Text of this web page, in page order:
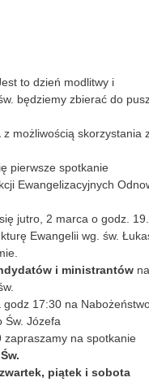
to dzień modlitwy i
będziemy zbierać do
z możliwością skorzystania
pierwsze spotkanie
Ewangelizacyjnych
jutro, 2 marca o godz.
Ewangelii wg. św.
i ministrantów na
17:30 na
Św. Józefa
na spotkanie
piątek i sobota